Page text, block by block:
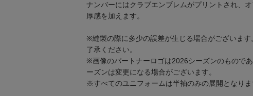
ナンバーにはクラブエンブレムがプリントされ、
厚感を加えます。
※縫製の際に多少の誤差が生じる場合がございます
了承ください。
※画像のパートナーロゴは2026シーズンのもので
ーズンは変更になる場合がございます。
※すべてのユニフォームは半袖のみの展開となりま